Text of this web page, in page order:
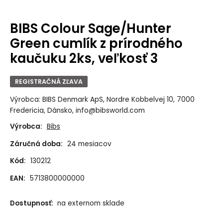
BIBS Colour Sage/Hunter
Green cumlík z prírodného
kaučuku 2ks, veľkosť 3
REGISTRAČNÁ ZĽAVA
Výrobca: BIBS Denmark ApS, Nordre Kobbelvej 10, 7000
Fredericia, Dánsko, info@bibsworld.com
Výrobca: Bibs
Záručná doba: 24 mesiacov
Kód: 130212
EAN: 5713800000000
Dostupnosť: na externom sklade